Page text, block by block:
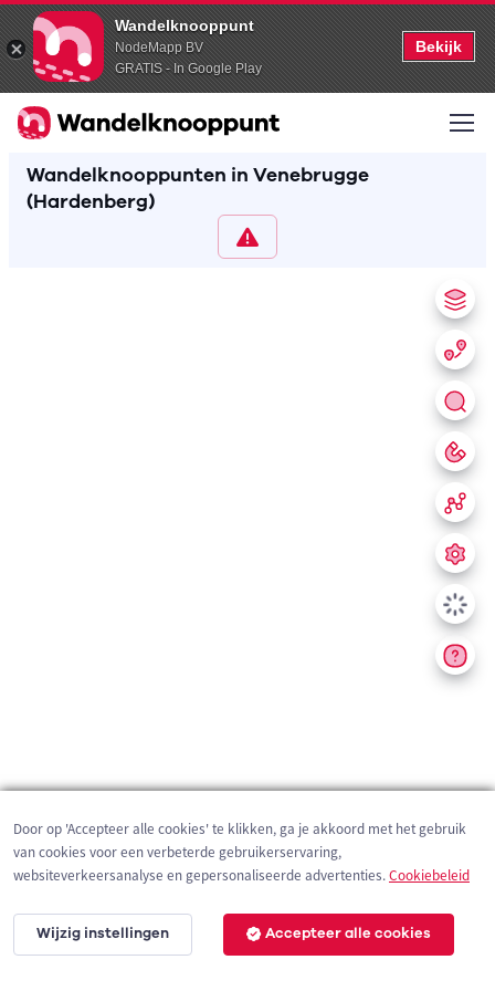
Wandelknooppunt
NodeMapp BV
GRATIS - In Google Play
Bekijk
Wandelknooppunten in Venebrugge
(Hardenberg)
200 m
Door op 'Accepteer alle cookies' te klikken, ga je akkoord met het gebruik
van cookies voor een verbeterde gebruikerservaring,
websiteverkeersanalyse en gepersonaliseerde advertenties.Cookiebeleid
Wijzig instellingen Accepteer alle cookies